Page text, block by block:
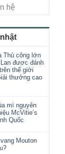
hệ
Thủ công lớn
được đánh
thế giới
thưởng cao
mì nguyên
McVitie’s
Quốc
Mouton